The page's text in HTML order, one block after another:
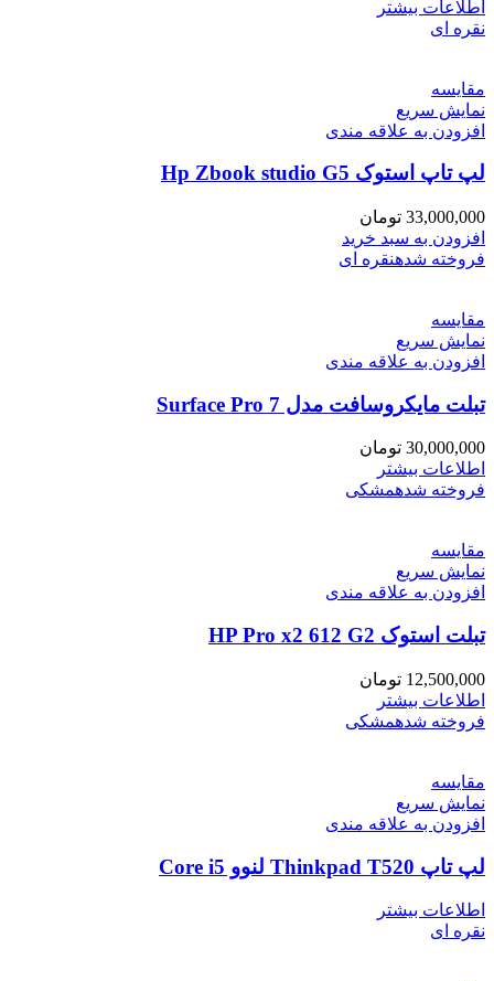
اطلاعات بیشتر
نقره ای
مقايسه
نمایش سریع
افزودن به علاقه مندی
لپ تاپ استوک Hp Zbook studio G5
33,000,000 تومان
افزودن به سبد خرید
فروخته شدهنقره ای
مقايسه
نمایش سریع
افزودن به علاقه مندی
تبلت مایکروسافت مدل Surface Pro 7
30,000,000 تومان
اطلاعات بیشتر
فروخته شدهمشکی
مقايسه
نمایش سریع
افزودن به علاقه مندی
تبلت استوک HP Pro x2 612 G2
12,500,000 تومان
اطلاعات بیشتر
فروخته شدهمشکی
مقايسه
نمایش سریع
افزودن به علاقه مندی
لپ تاپ Thinkpad T520 لنوو Core i5
اطلاعات بیشتر
نقره ای